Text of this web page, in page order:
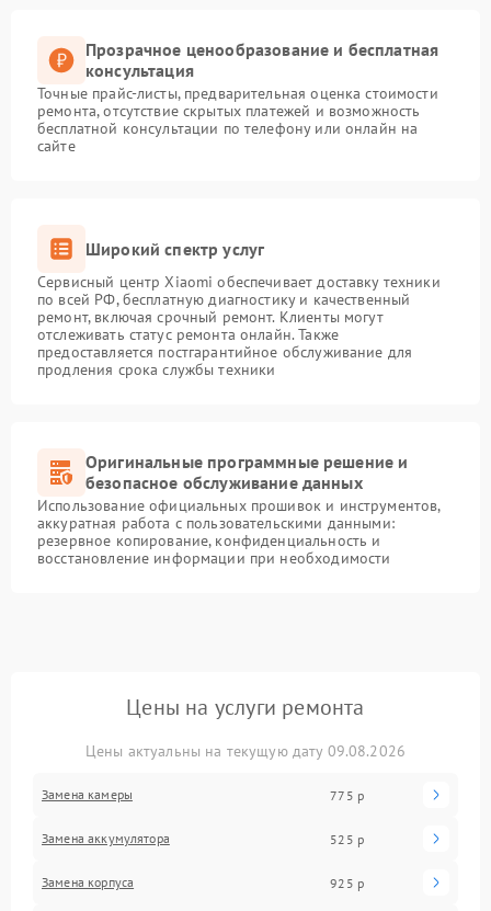
Прозрачное ценообразование и бесплатная
консультация
Точные прайс-листы, предварительная оценка стоимости
ремонта, отсутствие скрытых платежей и возможность
бесплатной консультации по телефону или онлайн на
сайте
Широкий спектр услуг
Сервисный центр Xiaomi обеспечивает доставку техники
по всей РФ, бесплатную диагностику и качественный
ремонт, включая срочный ремонт. Клиенты могут
отслеживать статус ремонта онлайн. Также
предоставляется постгарантийное обслуживание для
продления срока службы техники
Оригинальные программные решение и
безопасное обслуживание данных
Использование официальных прошивок и инструментов,
аккуратная работа с пользовательскими данными:
резервное копирование, конфиденциальность и
восстановление информации при необходимости
Цены на услуги ремонта
Цены актуальны на текущую дату 09.08.2026
Замена камеры 775 р
Замена аккумулятора 525 р
Замена корпуса 925 р